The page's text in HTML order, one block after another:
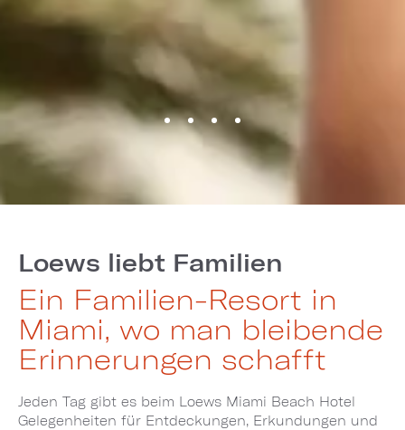
Loews liebt Familien
Ein Familien-Resort in
Miami, wo man bleibende
Erinnerungen schafft
Jeden Tag gibt es beim Loews Miami Beach Hotel
Gelegenheiten für Entdeckungen, Erkundungen und